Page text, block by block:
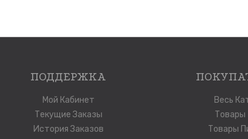
ПОДДЕРЖКА
Мой Кабинет
Текущие Заказы
История Заказов
Весь
Товары
Товары